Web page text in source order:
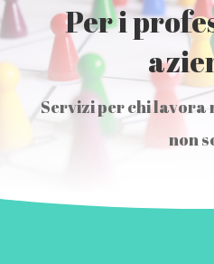
Per i
Servizi per chi lavora
non